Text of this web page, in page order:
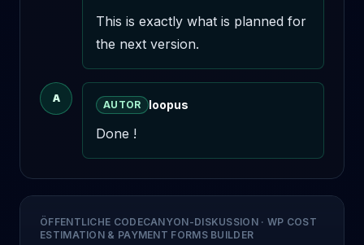
This is exactly what is planned for
the next version.
A
AUTOR loopus
Done !
ÖFFENTLICHE CODECANYON-DISKUSSION· WP COST
ESTIMATION & PAYMENT FORMS BUILDER